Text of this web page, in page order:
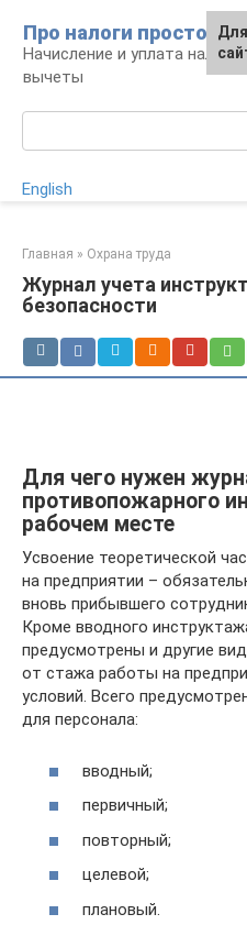
контенту
Про налоги просто
Начисление и уплата
вычеты
English
Главная » Охрана труда
Журнал учета
безопасности
Для чего нужен
противопожарного
рабочем месте
Усвоение теоретической
на предприятии –
вновь прибывшего
Кроме вводного
предусмотрены и другие
от стажа работы на
условий. Всего
для персонала:
вводный;
первичный;
повторный;
целевой;
плановый.